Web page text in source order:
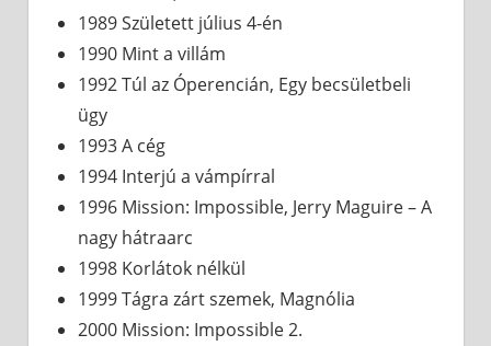
1989 Született július 4-én
1990 Mint a villám
1992 Túl az Óperencián, Egy becsületbeli
ügy
1993 A cég
1994 Interjú a vámpírral
1996 Mission: Impossible, Jerry Maguire – A
nagy hátraarc
1998 Korlátok nélkül
1999 Tágra zárt szemek, Magnólia
2000 Mission: Impossible 2.